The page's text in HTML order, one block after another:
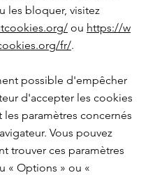
les bloquer, visitez
ou https://w
fr/.
possible d'empêcher
d'accepter les cookies
paramètres concernés
Vous pouvez
trouver ces paramètres
« Options » ou «